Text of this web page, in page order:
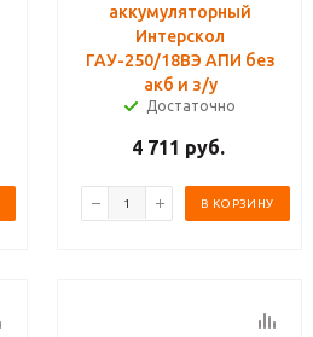
аккумуляторный
Интерскол
ГАУ-250/18ВЭ АПИ без
акб и з/у
Достаточно
4 711 руб.
В КОРЗИНУ